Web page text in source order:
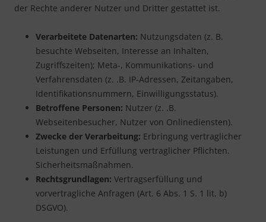
der Rechte anderer Nutzer und Dritter gestattet ist.
Verarbeitete Datenarten: Nutzungsdaten (z. B.
besuchte Webseiten, Interesse an Inhalten,
Zugriffszeiten); Meta-, Kommunikations- und
Verfahrensdaten (z. .B. IP-Adressen, Zeitangaben,
Identifikationsnummern, Einwilligungsstatus).
Betroffene Personen: Nutzer (z. .B.
Webseitenbesucher, Nutzer von Onlinediensten).
Zwecke der Verarbeitung: Erbringung vertraglicher
Leistungen und Erfüllung vertraglicher Pflichten.
Sicherheitsmaßnahmen.
Rechtsgrundlagen: Vertragserfüllung und
vorvertragliche Anfragen (Art. 6 Abs. 1 S. 1 lit. b)
DSGVO).